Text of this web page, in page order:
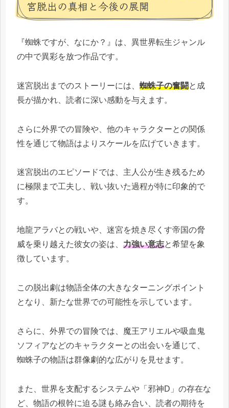
宮脱出の真相と今後の展開
『蜘蛛ですが、なにか？』は、異世界転生ジャンル
の中で異彩を放つ作品です。
迷宮脱出までのストーリーには、 蜘蛛子の奮闘と成
長が描かれ、読者に深い感動を与えます。
さらに外界での冒険や、他のキャラクターとの関係
性を通じて物語はよりスケールを広げていきます。
迷宮脱出のエピソードでは、主人公が生き残るため
に極限まで工夫し、戦い抜いた過程が特に印象的で
す。
地龍アラバとの戦いや、迷宮を焼き尽くす帝国の脅
威を乗り越えた彼女の姿は、 力強い意志と希望を象
徴しています。
この脱出劇は物語全体の大きなターニングポイント
となり、新たな世界での可能性を示しています。
さらに、外界での冒険では、魔王アリエルや吸血鬼
ソフィアなどのキャラクターとの出会いを通じて、
蜘蛛子の物語は群像劇的な広がりを見せます。
また、世界を支配するシステムや「邪神D」の存在な
ど、物語の根幹に迫る謎も絡み合い、読者の期待を